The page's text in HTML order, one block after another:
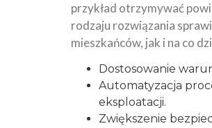
przykład otrzymywać
rodzaju rozwiązania
mieszkańców, jak i na co
Dostosowanie
Automatyzacja
eksploatacji.
Zwiększenie